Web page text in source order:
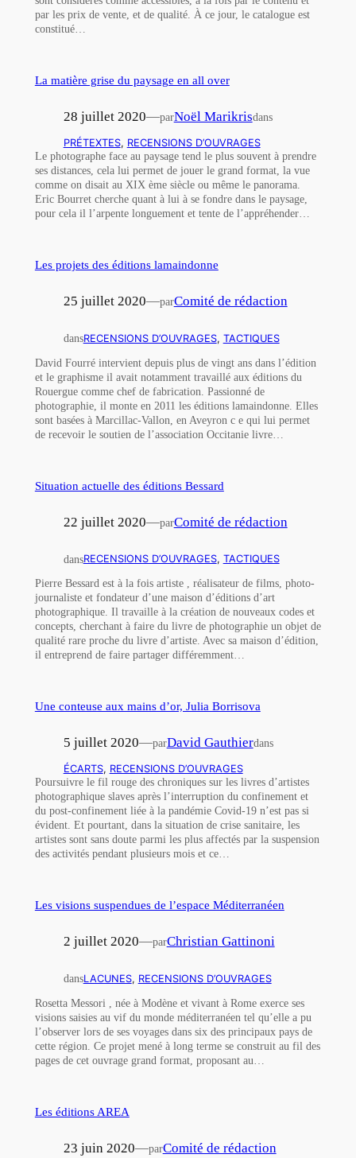
par les prix de vente, et de qualité. À ce jour, le catalogue est
constitué…
La matière grise du paysage en all over
28 juillet 2020—parNoël Marikrisdans
PRÉTEXTES, RECENSIONS D’OUVRAGES
Le photographe face au paysage tend le plus souvent à prendre
ses distances, cela lui permet de jouer le grand format, la vue
comme on disait au XIX ème siècle ou même le panorama.
Eric Bourret cherche quant à lui à se fondre dans le paysage,
pour cela il l’arpente longuement et tente de l’appréhender…
Les projets des éditions lamaindonne
25 juillet 2020—parComité de rédaction
dansRECENSIONS D’OUVRAGES, TACTIQUES
David Fourré intervient depuis plus de vingt ans dans l’édition
et le graphisme il avait notamment travaillé aux éditions du
Rouergue comme chef de fabrication. Passionné de
photographie, il monte en 2011 les éditions lamaindonne. Elles
sont basées à Marcillac-Vallon, en Aveyron c e qui lui permet
de recevoir le soutien de l’association Occitanie livre…
Situation actuelle des éditions Bessard
22 juillet 2020—parComité de rédaction
dansRECENSIONS D’OUVRAGES, TACTIQUES
Pierre Bessard est à la fois artiste , réalisateur de films, photo-
journaliste et fondateur d’une maison d’éditions d’art
photographique. Il travaille à la création de nouveaux codes et
concepts, cherchant à faire du livre de photographie un objet de
qualité rare proche du livre d’artiste. Avec sa maison d’édition,
il entreprend de faire partager différemment…
Une conteuse aux mains d’or, Julia Borrisova
5 juillet 2020—parDavid Gauthierdans
ÉCARTS, RECENSIONS D’OUVRAGES
Poursuivre le fil rouge des chroniques sur les livres d’artistes
photographique slaves après l’interruption du confinement et
du post-confinement liée à la pandémie Covid-19 n’est pas si
évident. Et pourtant, dans la situation de crise sanitaire, les
artistes sont sans doute parmi les plus affectés par la suspension
des activités pendant plusieurs mois et ce…
Les visions suspendues de l’espace Méditerranéen
2 juillet 2020—parChristian Gattinoni
dansLACUNES, RECENSIONS D’OUVRAGES
Rosetta Messori , née à Modène et vivant à Rome exerce ses
visions saisies au vif du monde méditerranéen tel qu’elle a pu
l’observer lors de ses voyages dans six des principaux pays de
cette région. Ce projet mené à long terme se construit au fil des
pages de cet ouvrage grand format, proposant au…
Les éditions AREA
23 juin 2020—parComité de rédaction